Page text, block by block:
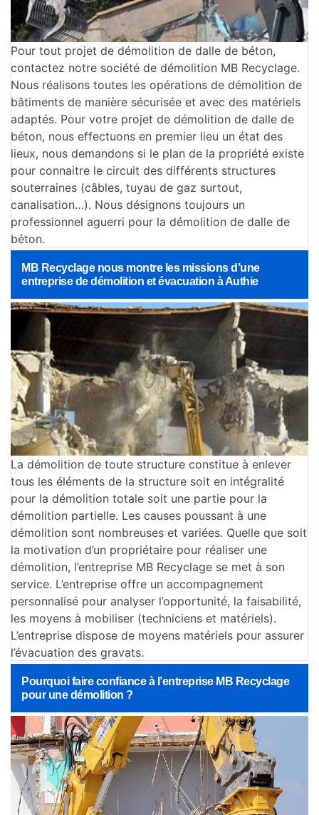
Pour tout projet de démolition de dalle de béton,
contactez notre société de démolition MB Recyclage.
Nous réalisons toutes les opérations de démolition de
bâtiments de manière sécurisée et avec des matériels
adaptés. Pour votre projet de démolition de dalle de
béton, nous effectuons en premier lieu un état des
lieux, nous demandons si le plan de la propriété existe
pour connaitre le circuit des différents structures
souterraines (câbles, tuyau de gaz surtout,
canalisation…). Nous désignons toujours un
professionnel aguerri pour la démolition de dalle de
béton.
MB Recyclage nous montre les missions d’une
entreprise de démolition et évacuation à Authie
La démolition de toute structure constitue à enlever
tous les éléments de la structure soit en intégralité
pour la démolition totale soit une partie pour la
démolition partielle. Les causes poussant à une
démolition sont nombreuses et variées. Quelle que soit
la motivation d’un propriétaire pour réaliser une
démolition, l’entreprise MB Recyclage se met à son
service. L’entreprise offre un accompagnement
personnalisé pour analyser l’opportunité, la faisabilité,
les moyens à mobiliser (techniciens et matériels).
L’entreprise dispose de moyens matériels pour assurer
l’évacuation des gravats.
Pourquoi faire confiance à l’entreprise MB Recyclage
pour une démolition ?